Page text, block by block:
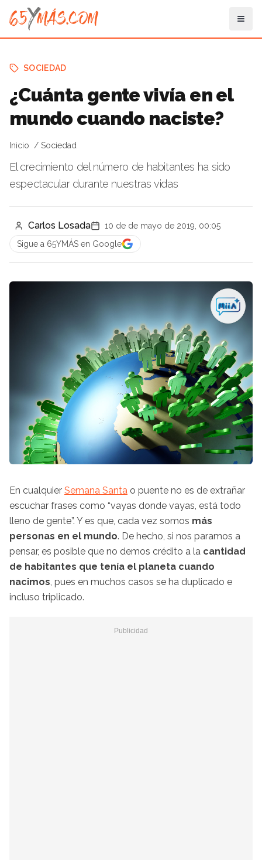
SOCIEDAD
¿Cuánta gente vivía en el
mundo cuando naciste?
Inicio Sociedad
El crecimiento del número de habitantes ha sido
espectacular durante nuestras vidas
Carlos Losada
10 de de mayo de 2019, 00:05
Sigue a 65YMÁS en Google
En cualquier Semana Santa o puente no es de extrañar
escuchar frases como “vayas donde vayas, está todo
lleno de gente”. Y es que, cada vez somos más
personas en el mundo. De hecho, si nos paramos a
pensar, es posible que no demos crédito a la cantidad
de habitantes que tenía el planeta cuando
nacimos, pues en muchos casos se ha duplicado e
incluso triplicado.